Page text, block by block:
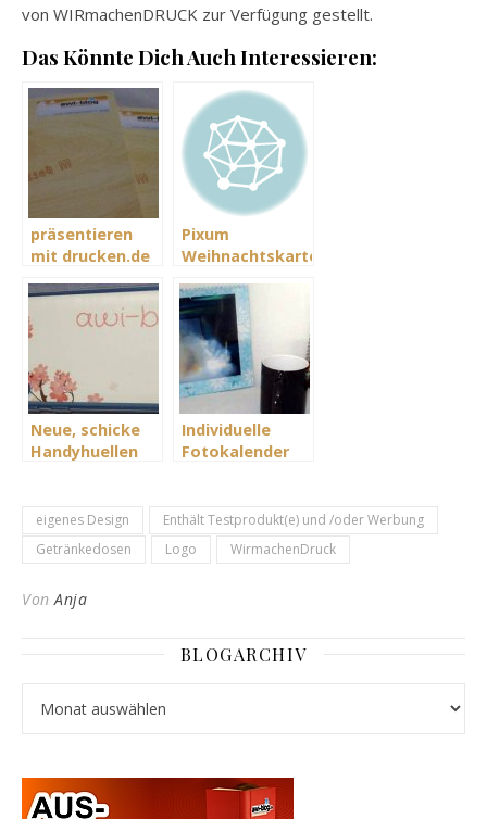
von WIRmachenDRUCK zur Verfügung gestellt.
Das Könnte Dich Auch Interessieren:
präsentieren
mit drucken.de
Pixum
Weihnachtskarten
Neue, schicke
Handyhuellen
Individuelle
Fotokalender
eigenes Design
Enthält Testprodukt(e) und /oder Werbung
Getränkedosen
Logo WirmachenDruck
Von Anja
BLOGARCHIV